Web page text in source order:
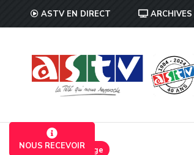
ASTV EN DIRECT
NOUS RECEVOIR
Reportage